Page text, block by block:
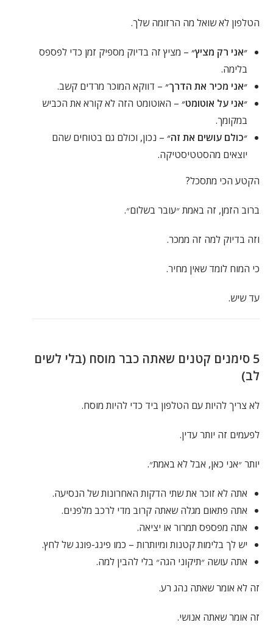
הטלפון לא שואל מה הרזומה שלך.
״אני רק מציץ״ – מציץ זה בדיוק מספיק זמן כדי לפספס
בלימה.
״אני מכיר את הדרך״ – דווקא המוכר מרדים קשב.
״אני על אוטומט״ – האוטומט הזה לא קורא את הכביש
במקומך.
״כולם עושים את זה״ – נכון, וכולם גם בטוחים שהם
יוצאים מהסטטיסטיקה.
הקטע הכי מתסכל?
ברוב הזמן, זה באמת ״עובר בשלום״.
וזה בדיוק למה זה ממכר.
כי המוח לומד שאין מחיר.
עד שיש.
5 סימנים קטנים שאתה כבר מוסח (בלי לשים
לב)
לא צריך להיות עם הטלפון ביד כדי להיות מוסח.
לפעמים זה יותר עדין.
יותר ״אני כאן, אבל לא באמת״.
אתה לא זוכר את שתי הדקות האחרונות של הנסיעה.
אתה פתאום מגלה שאתה קרוב מדי לרכב מלפנים.
אתה מפספס תמרור או יציאה.
יש לך בלימות קטנות ומיותרות – כמו פינג-פונג של לחץ.
אתה עושה ״תיקוני הגה״ בלי להבין למה.
זה לא אומר שאתה נהג רע.
זה אומר שאתה אנושי.